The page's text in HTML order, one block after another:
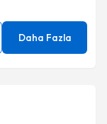
Daha Fazla